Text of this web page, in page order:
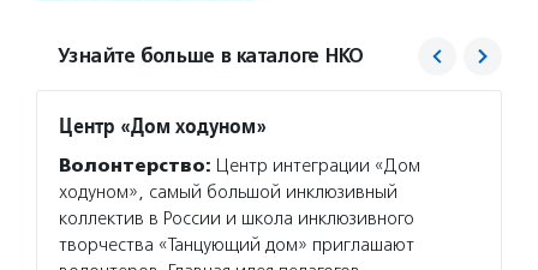
Узнайте больше в каталоге НКО
Центр «Дом ходуном»
Волонтерство: Центр интеграции «Дом
ходуном», самый большой инклюзивный
коллектив в России и школа инклюзивного
творчества «Танцующий дом» приглашают